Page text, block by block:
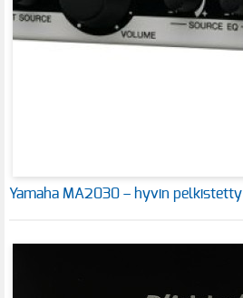
Yamaha MA2030 – hyvin pelkistetty